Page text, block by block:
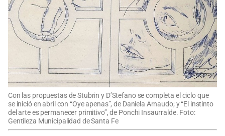
Con las propuestas de Stubrin y D’Stefano se completa el ciclo que
se inició en abril con “Oye apenas”, de Daniela Arnaudo; y “El instinto
del arte es permanecer primitivo”, de Ponchi Insaurralde. Foto:
Gentileza Municipalidad de Santa Fe